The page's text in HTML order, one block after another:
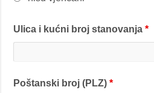
Ulica i kućni broj stanovanja*
Poštanski broj (PLZ)*